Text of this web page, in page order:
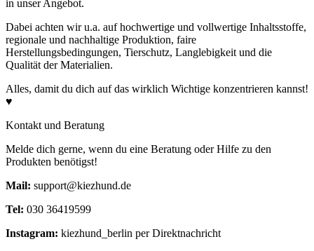
in unser Angebot.
Dabei achten wir u.a. auf hochwertige und vollwertige Inhaltsstoffe,
regionale und nachhaltige Produktion, faire
Herstellungsbedingungen, Tierschutz, Langlebigkeit und die
Qualität der Materialien.
Alles, damit du dich auf das wirklich Wichtige konzentrieren kannst!
♥
Kontakt und Beratung
Melde dich gerne, wenn du eine Beratung oder Hilfe zu den
Produkten benötigst!
Mail: support@kiezhund.de
Tel: 030 36419599
Instagram: kiezhund_berlin per Direktnachricht